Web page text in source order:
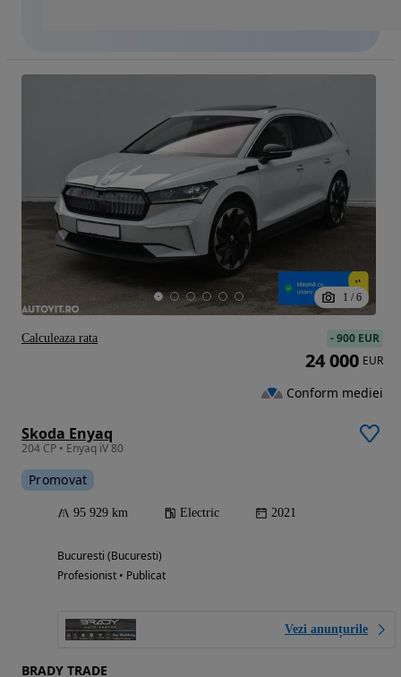
1 / 6
Skoda Enyaq
204 CP • Enyaq iV 80
Promovat
95 929 km Electric 2021
Bucuresti (Bucuresti)
Profesionist • Publicat
Vezi anunțurile
BRADY TRADE
-900 EUR
24 000 EUR
Conform mediei
Calculeaza rata